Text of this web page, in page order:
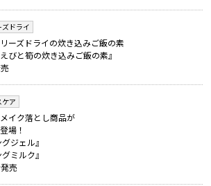
ズドライ
ーズドライの炊き込みご飯の素
びと筍の炊き込みご飯の素』
ア
イク落とし商品が
場！
ジェル』
ミルク』
売